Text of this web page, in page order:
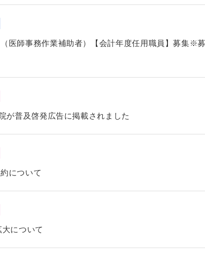
医師事務作業補助者）【会計年度任用職員】募集※
が普及啓発広告に掲載されました
について
について